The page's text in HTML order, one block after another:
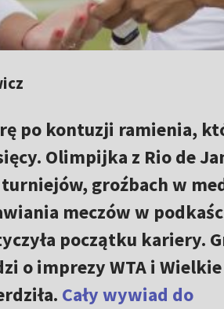
po kontuzji ramienia,
Olimpijka z Rio de
groźbach w
meczów w
początku kariery.
o imprezy WTA i Wielkie
Cały wywiad do